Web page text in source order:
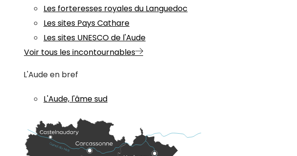
Les forteresses royales du Languedoc
Les sites Pays Cathare
Les sites UNESCO de l'Aude
Voir tous les incontournables
L'Aude en bref
L'Aude, l'âme sud